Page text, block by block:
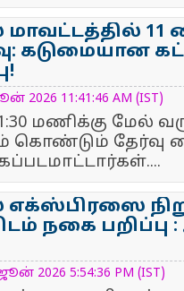
11
கடுமையான
2026 11:41:46 AM (IST)
மணிக்கு மேல்
கொண்டும் தேர்வு
நகை பறிப்பு
2026 5:54:36 PM (IST)